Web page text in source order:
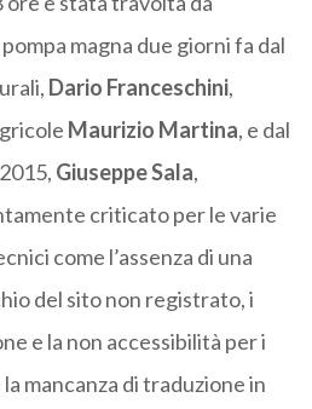
magna due giorni fa dal
Dario Franceschini,
Maurizio Martina, e dal
Giuseppe Sala,
criticato per le varie
come l’assenza di una
del sito non registrato, i
e la non accessibilità per i
mancanza di traduzione in